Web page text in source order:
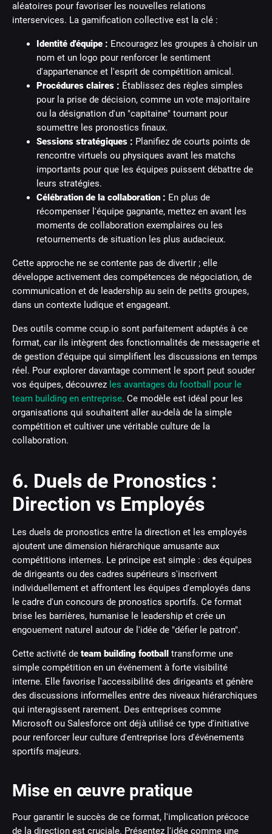
aléatoires pour favoriser les nouvelles relations
interservices. La gamification collective est la clé :
Identité d'équipe : Encouragez les groupes à choisir un
nom et un logo pour renforcer le sentiment
d'appartenance et l'esprit de compétition amical.
Procédures claires : Établissez des règles simples
pour la prise de décision, comme un vote majoritaire
ou la désignation d'un "capitaine" tournant pour
soumettre les pronostics finaux.
Sessions stratégiques : Planifiez de courts points de
rencontre virtuels ou physiques avant les matchs
importants pour que les équipes puissent débattre de
leurs stratégies.
Célébration de la collaboration : En plus de
récompenser l'équipe gagnante, mettez en avant les
moments de collaboration exemplaires ou les
retournements de situation les plus audacieux.
Cette approche ne se contente pas de divertir ; elle
développe activement des compétences de négociation, de
communication et de leadership au sein de petits groupes,
dans un contexte ludique et engageant.
Des outils comme ccup.io sont parfaitement adaptés à ce
format, car ils intègrent des fonctionnalités de messagerie et
de gestion d'équipe qui simplifient les discussions en temps
réel. Pour explorer davantage comment le sport peut souder
vos équipes, découvrez les avantages du football pour le
team building en entreprise. Ce modèle est idéal pour les
organisations qui souhaitent aller au-delà de la simple
compétition et cultiver une véritable culture de la
collaboration.
6. Duels de Pronostics :
Direction vs Employés
Les duels de pronostics entre la direction et les employés
ajoutent une dimension hiérarchique amusante aux
compétitions internes. Le principe est simple : des équipes
de dirigeants ou des cadres supérieurs s'inscrivent
individuellement et affrontent les équipes d'employés dans
le cadre d'un concours de pronostics sportifs. Ce format
brise les barrières, humanise le leadership et crée un
engouement naturel autour de l'idée de "défier le patron".
Cette activité de team building football transforme une
simple compétition en un événement à forte visibilité
interne. Elle favorise l'accessibilité des dirigeants et génère
des discussions informelles entre des niveaux hiérarchiques
qui interagissent rarement. Des entreprises comme
Microsoft ou Salesforce ont déjà utilisé ce type d'initiative
pour renforcer leur culture d'entreprise lors d'événements
sportifs majeurs.
Mise en œuvre pratique
Pour garantir le succès de ce format, l'implication précoce
de la direction est cruciale. Présentez l'idée comme une